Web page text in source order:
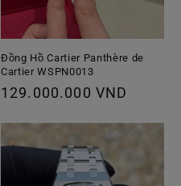
Đồng Hồ Cartier Panthère de
Cartier WSPN0013
Giá
thường
129.000.000 VND